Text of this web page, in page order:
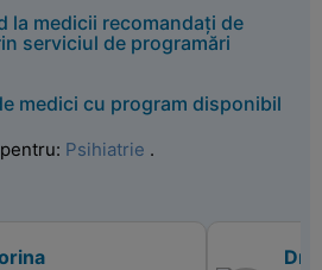
la medicii recomandați de
serviciul de programări
medici cu program disponibil
Psihiatrie .
Dr.